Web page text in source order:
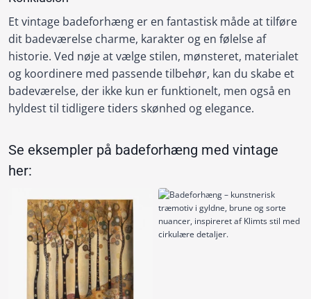
Et vintage badeforhæng er en fantastisk måde at tilføre
dit badeværelse charme, karakter og en følelse af
historie. Ved nøje at vælge stilen, mønsteret, materialet
og koordinere med passende tilbehør, kan du skabe et
badeværelse, der ikke kun er funktionelt, men også en
hyldest til tidligere tiders skønhed og elegance.
Se eksempler på badeforhæng med vintage
her: